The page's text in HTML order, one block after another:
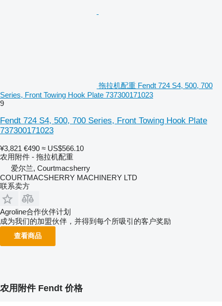
拖拉机配重 Fendt 724 S4, 500, 700
Series, Front Towing Hook Plate 737300171023
9
Fendt 724 S4, 500, 700 Series, Front Towing Hook Plate
737300171023
¥3,821 €490 ≈ US$566.10
农用附件 - 拖拉机配重
爱尔兰, Courtmacsherry
COURTMACSHERRY MACHINERY LTD
联系卖方
Agroline合作伙伴计划
成为我们的加盟伙伴，并得到每个所吸引的客户奖励
查看商品
农用附件 Fendt 价格